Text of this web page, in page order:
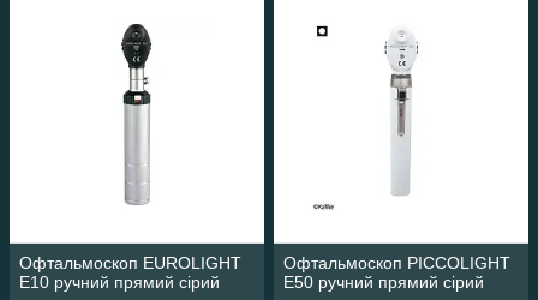
Офтальмоскоп EUROLIGHT
E10 ручний прямий сірий
Офтальмоскоп PICCOLIGHT
E50 ручний прямий сірий